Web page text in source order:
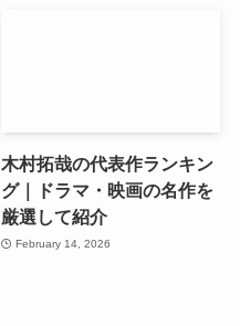
木村拓哉の代表作ランキン
グ｜ドラマ・映画の名作を
厳選して紹介
February 14, 2026